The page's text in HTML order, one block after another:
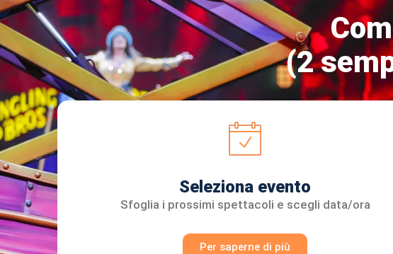
(2
Seleziona evento
Sfoglia i prossimi spettacoli e scegli data/ora
Per saperne di più